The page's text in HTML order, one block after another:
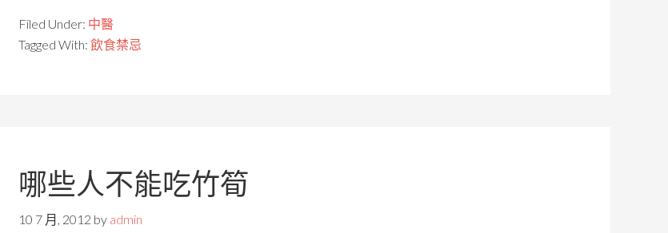
Filed Under: 中醫
Tagged With: 飲食禁忌
哪些人不能吃竹筍
10 7 月, 2012 by admin